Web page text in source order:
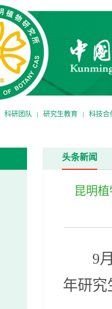
科研团队 | 研究生教育 | 科技合
头条新闻
昆明
9月7
年研究